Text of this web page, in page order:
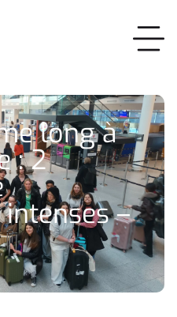
long à
: 2
–